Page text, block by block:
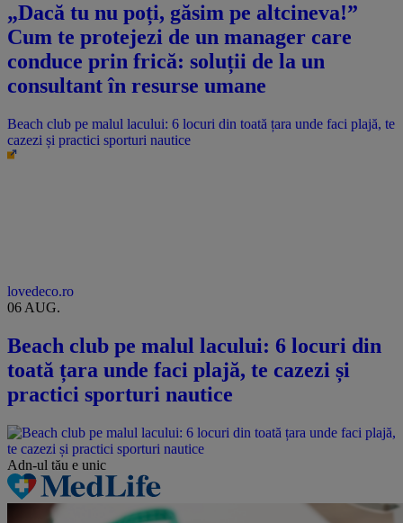
„Dacă tu nu poți, găsim pe altcineva!”
Cum te protejezi de un manager care
conduce prin frică: soluții de la un
consultant în resurse umane
Beach club pe malul lacului: 6 locuri din toată țara unde faci plajă, te
cazezi și practici sporturi nautice
lovedeco.ro
06 AUG.
Beach club pe malul lacului: 6 locuri din
toată țara unde faci plajă, te cazezi și
practici sporturi nautice
Adn-ul tău e unic